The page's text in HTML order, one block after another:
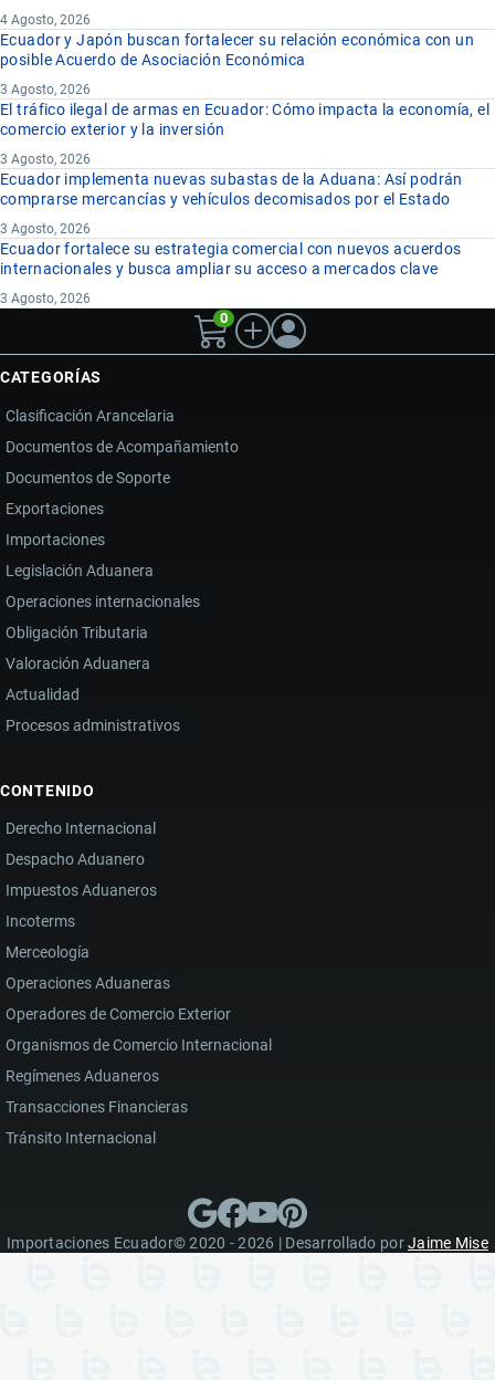
4 Agosto, 2026
Ecuador y Japón buscan fortalecer su relación económica con un
posible Acuerdo de Asociación Económica
3 Agosto, 2026
El tráfico ilegal de armas en Ecuador: Cómo impacta la economía, el
comercio exterior y la inversión
3 Agosto, 2026
Ecuador implementa nuevas subastas de la Aduana: Así podrán
comprarse mercancías y vehículos decomisados por el Estado
3 Agosto, 2026
Ecuador fortalece su estrategia comercial con nuevos acuerdos
internacionales y busca ampliar su acceso a mercados clave
3 Agosto, 2026
0
CATEGORÍAS
Clasificación Arancelaria
Documentos de Acompañamiento
Documentos de Soporte
Exportaciones
Importaciones
Legislación Aduanera
Operaciones internacionales
Obligación Tributaria
Valoración Aduanera
Actualidad
Procesos administrativos
CONTENIDO
Derecho Internacional
Despacho Aduanero
Impuestos Aduaneros
Incoterms
Merceología
Operaciones Aduaneras
Operadores de Comercio Exterior
Organismos de Comercio Internacional
Regímenes Aduaneros
Transacciones Financieras
Tránsito Internacional
Importaciones Ecuador© 2020 - 2026 | Desarrollado porJaime Mise